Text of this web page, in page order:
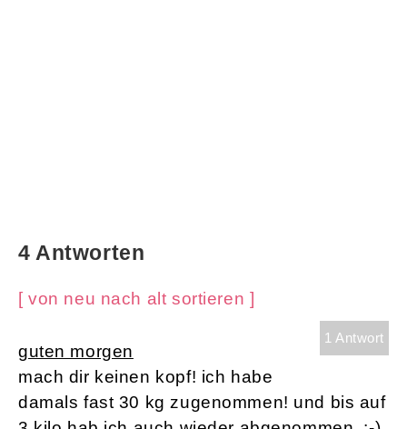
4 Antworten
[ von neu nach alt sortieren ]
1 Antwort
guten morgen
mach dir keinen kopf! ich habe
damals fast 30 kg zugenommen! und bis auf